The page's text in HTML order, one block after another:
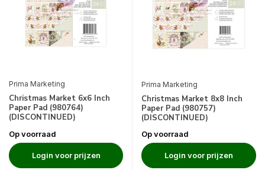
Prima Marketing
Christmas Market 6x6 Inch
Paper Pad (980764)
(DISCONTINUED)
Op voorraad
Login voor prijzen
Prima Marketing
Christmas Market 8x8 Inch
Paper Pad (980757)
(DISCONTINUED)
Op voorraad
Login voor prijzen